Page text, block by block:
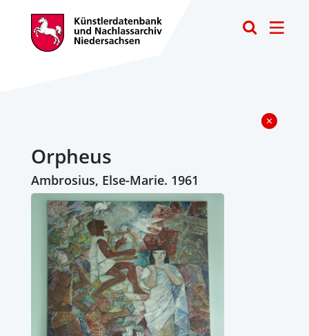
Orpheus
Ambrosius, Else-Marie. 1961